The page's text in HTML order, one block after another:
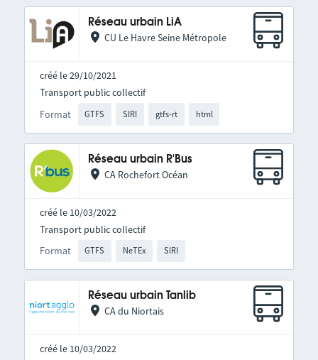
Réseau urbain LiA
CU Le Havre Seine Métropole
créé le 29/10/2021
Format GTFS SIRI gtfs-rt html
Transport public collectif
Réseau urbain R'Bus
CA Rochefort Océan
créé le 10/03/2022
Format GTFS NeTEx SIRI
Transport public collectif
Réseau urbain Tanlib
CA du Niortais
créé le 10/03/2022